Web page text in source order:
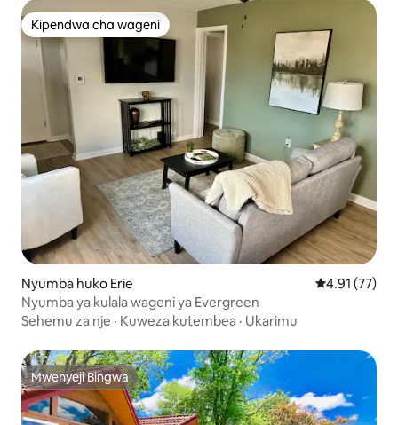
Kipendwa cha wageni
Kipendwa cha wageni
Nyumba huko Erie Ukadiriaji wa
4.91 (77)
Nyumba ya kulala wageni ya Evergreen
Sehemu za nje · Kuweza kutembea · Ukarimu
Mwenyeji Bingwa
Mwenyeji Bingwa